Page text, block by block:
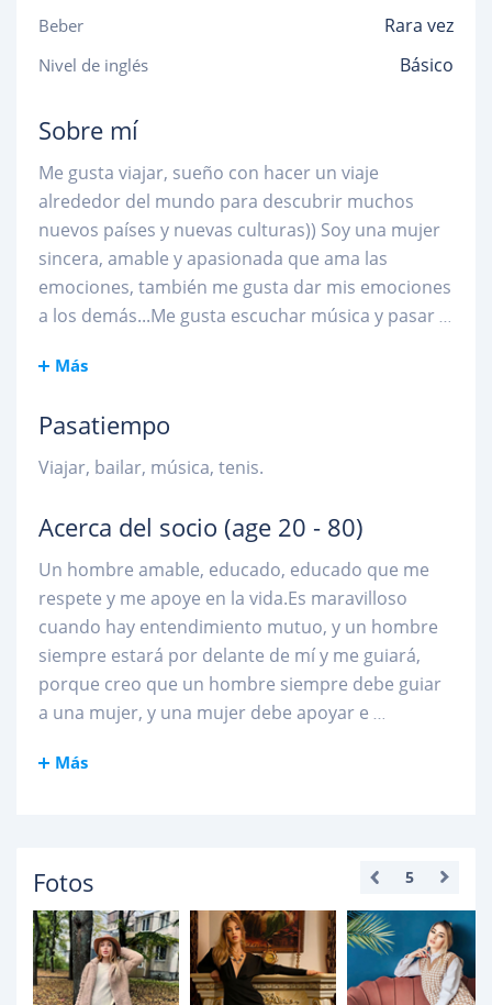
Beber Rara vez
Nivel de inglés Básico
Sobre mí
Me gusta viajar, sueño con hacer un viaje
alrededor del mundo para descubrir muchos
nuevos países y nuevas culturas)) Soy una mujer
sincera, amable y apasionada que ama las
emociones, también me gusta dar mis emociones
a los demás...Me gusta escuchar música y pasar...
Más
Pasatiempo
Viajar, bailar, música, tenis.
Acerca del socio (age 20 - 80)
Un hombre amable, educado, educado que me
respete y me apoye en la vida.Es maravilloso
cuando hay entendimiento mutuo, y un hombre
siempre estará por delante de mí y me guiará,
porque creo que un hombre siempre debe guiar
a una mujer, y una mujer debe apoyar e ...
Más
Fotos 5